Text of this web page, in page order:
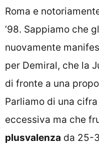
Roma e
’98. Sappiamo che
nuovamente
per Demiral, che la
di fronte a una
Parliamo di una
eccessiva ma che
plusvalenza da 25-